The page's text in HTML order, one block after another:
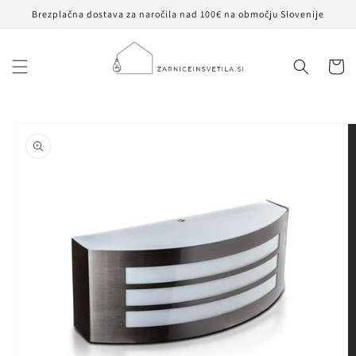
na
vsebino
Brezplačna dostava za naročila nad 100€ na območju Slovenije
informacije
o izdelku